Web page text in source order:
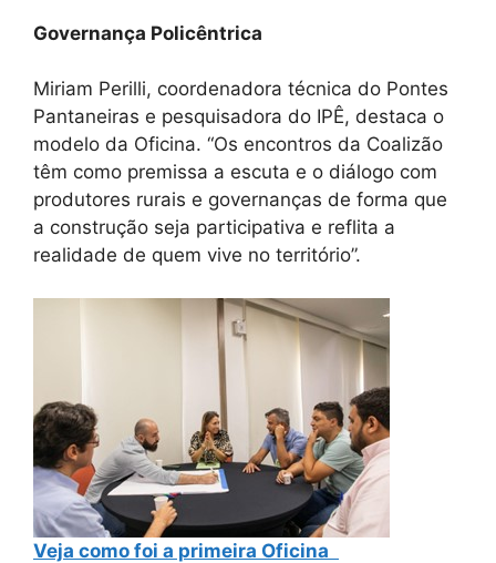
Governança Policêntrica
Miriam Perilli, coordenadora técnica do Pontes
Pantaneiras e pesquisadora do IPÊ, destaca o
modelo da Oficina. “Os encontros da Coalizão
têm como premissa a escuta e o diálogo com
produtores rurais e governanças de forma que
a construção seja participativa e reflita a
realidade de quem vive no território”.
Veja como foi a primeira Oficina